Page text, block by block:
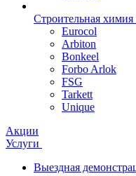
Строительная
Eurocol
Arbiton
Bonkeel
Forbo Arlok
FSG
Tarkett
Unique
Акции
Услуги
Выездная